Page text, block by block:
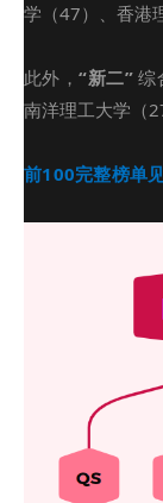
学 （47）、香
此外，“新二”综
南洋理工大学（
前100完整榜单